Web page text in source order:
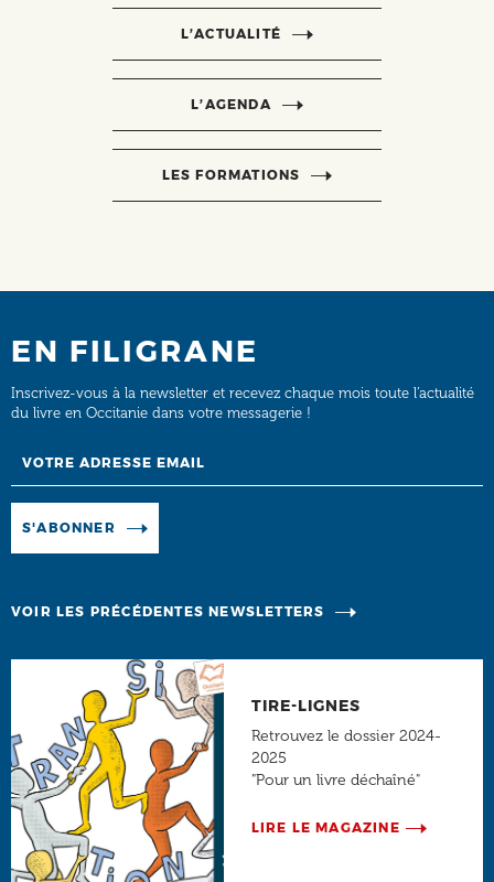
L’ACTUALITÉ
L’AGENDA
LES FORMATIONS
EN FILIGRANE
Inscrivez-vous à la newsletter et recevez chaque mois toute l’actualité
du livre en Occitanie dans votre messagerie !
S'ABONNER
VOIR LES PRÉCÉDENTES NEWSLETTERS
TIRE-LIGNES
Retrouvez le dossier 2024-
2025
"Pour un livre déchaîné"
LIRE LE MAGAZINE